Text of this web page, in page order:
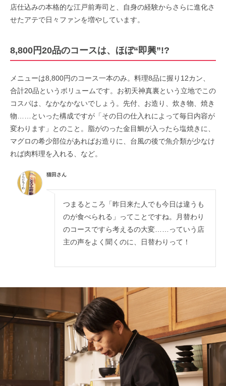
店仕込みの本格的な江戸前寿司と、自身の経験からさらに進化さ
せたアテで日々ファンを増やしています。
8,800円20品のコースは、ほぼ“即興”!?
メニューは8,800円のコース一本のみ。料理8品に握り12カン、
合計20品というボリュームです。お初天神真裏という立地でこの
コスパは、なかなかないでしょう。先付、お造り、炊き物、焼き
物……といった構成ですが「その日の仕入れによって毎日内容が
変わります」とのこと。脂がのった金目鯛が入ったら塩焼きに、
マグロの希少部位があればお造りに、台風の後で魚介類が少なけ
れば肉料理を入れる、など。
猫田さん
つまるところ「昨日来た人でも今日は違うも
のが食べられる」ってことですね。月替わり
のコースですら考えるの大変……っていう店
主の声をよく聞くのに、日替わりって！